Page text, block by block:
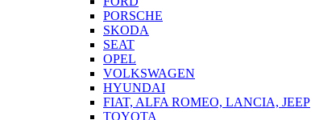
PORSCHE
SKODA
SEAT
OPEL
VOLKSWAGEN
HYUNDAI
FIAT, ALFA ROMEO, LANCIA, JEEP
TOYOTA